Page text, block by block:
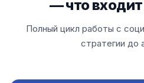
— что
Полный цикл работы с
стратегии до